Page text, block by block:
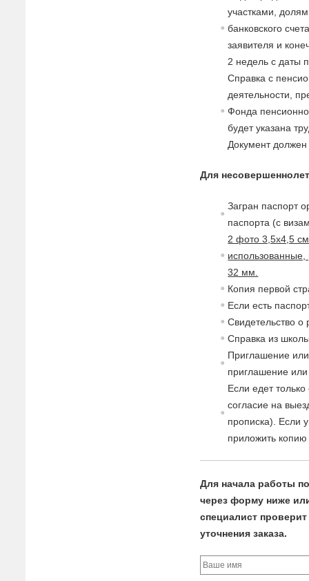
участками,
банковского
заявителя и
2 недель с даты
Справка с
деятельности,
Фонда
будет указана
Документ
Для
Загран паспорт
паспорта (с в
2 фото 3,5х4,5
32 мм.
Копия первой
Если есть
Свидетельство о
Справка из
Приглашение
приглашение
Если едет
согласие на в
прописка). Если
приложить
Для начала работы
через форму ниже
специалист
уточнения заказа.